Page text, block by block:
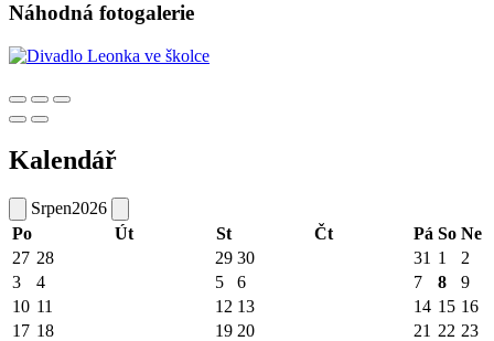
Náhodná fotogalerie
Kalendář
Srpen2026
Po
Út St Čt Pá So Ne
27 28 29 30 31 1
2
3
4 5 6 7 8
9
10 11 12 13 14 15 16
17 18 19 20 21 22 23